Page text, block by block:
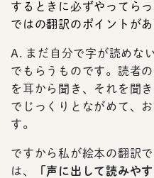
するときに必ずやってら
ではの翻訳のポイントが
A. まだ自分で字が読めな
でもらうものです。読者
を耳から聞き、それを聞
でじっくりとながめて、
す。
ですから私が絵本の翻訳
は、
「声に出して読みや